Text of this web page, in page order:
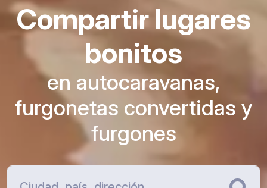
Compartir lugares
bonitos
en autocaravanas,
furgonetas convertidas y
furgones